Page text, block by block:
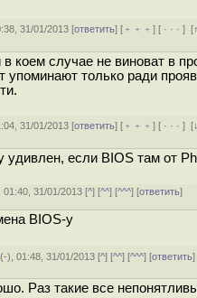
31/01/2013 [ответить] [ ﹢﹢﹢] [ · · ·][
в коем случае не виноват в
упоминают только ради
31/01/2013 [ответить] [ ﹢﹢﹢] [ · · ·][
удивлен, если BIOS там от
01:40, 31/01/2013 [^] [^^] [^^^] [ответить]
BIOS-у
(-), 01:48, 31/01/2013 [^] [^^] [^^^] [ответить
Раз такие все